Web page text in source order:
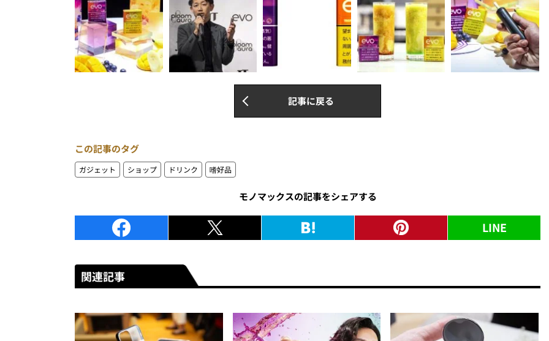
記事に戻る
この記事のタグ
ガジェット ショップ ドリンク 嗜好品
モノマックスの記事をシェアする
LINE
関連記事